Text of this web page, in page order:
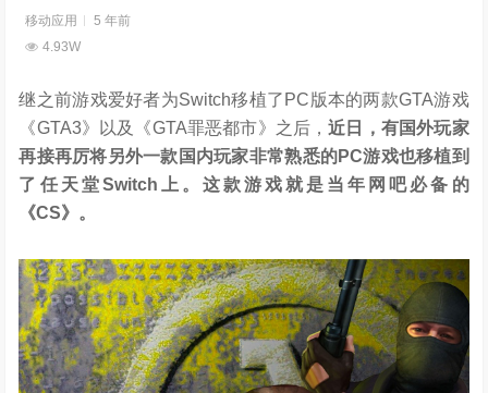
移动应用
5 年前
4.93W
继之前游戏爱好者为Switch移植了PC版本的两款GTA游戏
《GTA3》以及《GTA罪恶都市》之后，近日，有国外玩家
再接再厉将另外一款国内玩家非常熟悉的PC游戏也移植到
了任天堂Switch上。这款游戏就是当年网吧必备的
《CS》。